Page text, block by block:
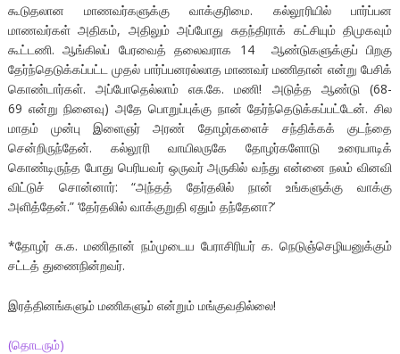
கூடுதலான மாணவர்களுக்கு வாக்குரிமை. கல்லூரியில் பார்ப்பன
மாணவர்கள் அதிகம், அதிலும் அப்போது சுதந்திராக் கட்சியும் திமுகவும்
கூட்டணி. ஆங்கிலப் பேரவைத் தலைவராக 14 ஆண்டுகளுக்குப் பிறகு
தேர்ந்தெடுக்கப்பட்ட முதல் பார்ப்பனரல்லாத மாணவர் மணிதான் என்று பேசிக்
கொண்டார்கள். அப்போதெல்லாம் எசு.கே. மணி! அடுத்த ஆண்டு (68-
69 என்று நினைவு) அதே பொறுப்புக்கு நான் தேர்ந்தெடுக்கப்பட்டேன். சில
மாதம் முன்பு இளைஞர் அரண் தோழர்களைச் சந்திக்கக் குடந்தை
சென்றிருந்தேன். கல்லூரி வாயிலருகே தோழர்களோடு உரையாடிக்
கொண்டிருந்த போது பெரியவர் ஒருவர் அருகில் வந்து என்னை நலம் வினவி
விட்டுச் சொன்னார்: “அந்தத் தேர்தலில் நான் உங்களுக்கு வாக்கு
அளித்தேன்.” ‘தேர்தலில் வாக்குறுதி ஏதும் தந்தேனா?’
*தோழர் சு.க. மணிதான் நம்முடைய பேராசிரியர் க. நெடுஞ்செழியனுக்கும்
சட்டத் துணைநின்றவர்.
இரத்தினங்களும் மணிகளும் என்றும் மங்குவதில்லை!
(தொடரும்)